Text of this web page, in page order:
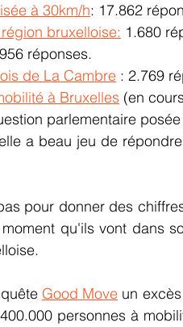
à 30km/h: 17.862
bruxelloise: 1.680
réponses.
de La Cambre : 2.769
à Bruxelles (en
parlementaire
a beau jeu de
pour donner des
qu'ils vont dans
Good Move un
personnes à